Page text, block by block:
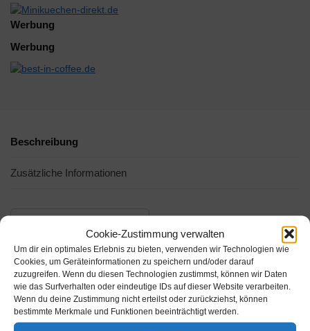
Cookie-Zustimmung verwalten
Um dir ein optimales Erlebnis zu bieten, verwenden wir Technologien wie
Cookies, um Geräteinformationen zu speichern und/oder darauf
zuzugreifen. Wenn du diesen Technologien zustimmst, können wir Daten
wie das Surfverhalten oder eindeutige IDs auf dieser Website verarbeiten.
Wenn du deine Zustimmung nicht erteilst oder zurückziehst, können
bestimmte Merkmale und Funktionen beeinträchtigt werden.
Werbung
Werbung
Beschreibung
Zusätzliche Informationen